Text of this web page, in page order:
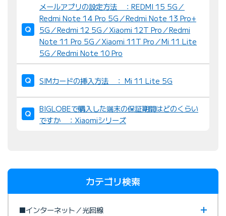
メールアプリの設定方法 ：REDMI 15 5G／
Redmi Note 14 Pro 5G／Redmi Note 13 Pro+
5G／Redmi 12 5G／Xiaomi 12T Pro／Redmi
Note 11 Pro 5G／Xiaomi 11T Pro／Mi 11 Lite
5G／Redmi Note 10 Pro
SIMカードの挿入方法 ： Mi 11 Lite 5G
BIGLOBEで購入した端末の保証期間はどのくらい
ですか ：Xiaomiシリーズ
カテゴリ検索
■インターネット／光回線